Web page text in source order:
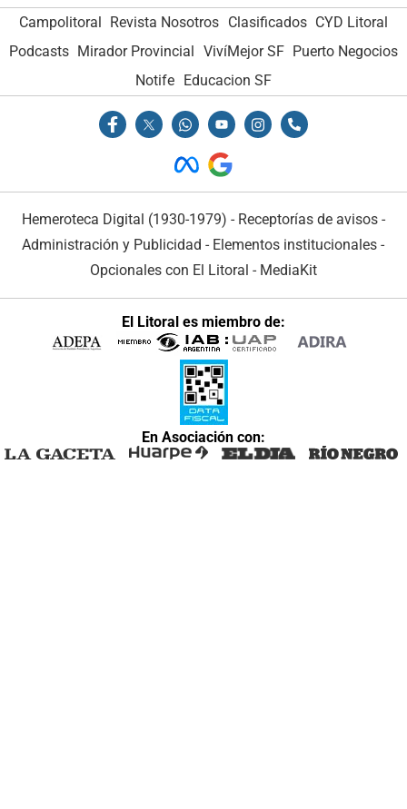
Campolitoral Revista Nosotros Clasificados CYD Litoral
Podcasts Mirador Provincial VivíMejor SF Puerto Negocios
Notife Educacion SF
Hemeroteca Digital (1930-1979) - Receptorías de avisos -
Administración y Publicidad - Elementos institucionales -
Opcionales con El Litoral - MediaKit
El Litoral es miembro de:
En Asociación con: